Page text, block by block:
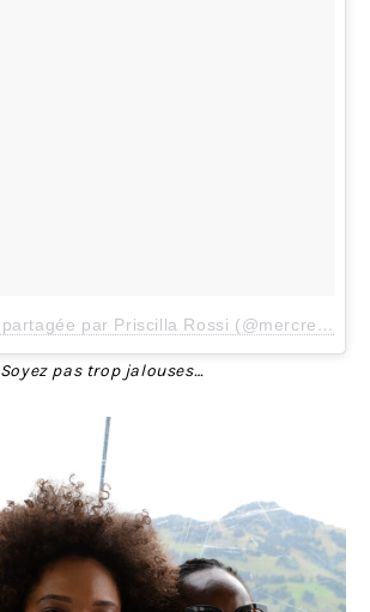
Une publication partagée par Priscilla Rossi (@mercredieblog)
Soyez pas trop jalouses…